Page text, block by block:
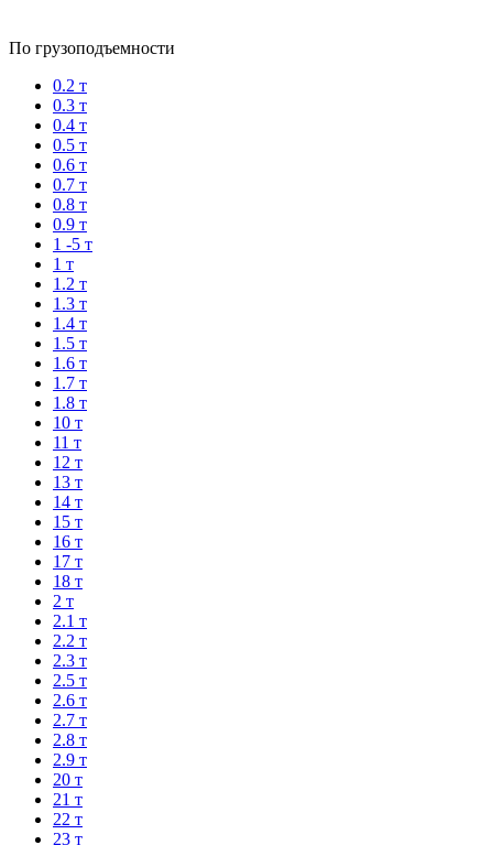
По грузоподъемности
0.2 т
0.3 т
0.4 т
0.5 т
0.6 т
0.7 т
0.8 т
0.9 т
1 -5 т
1 т
1.2 т
1.3 т
1.4 т
1.5 т
1.6 т
1.7 т
1.8 т
10 т
11 т
12 т
13 т
14 т
15 т
16 т
17 т
18 т
2 т
2.1 т
2.2 т
2.3 т
2.5 т
2.6 т
2.7 т
2.8 т
2.9 т
20 т
21 т
22 т
23 т